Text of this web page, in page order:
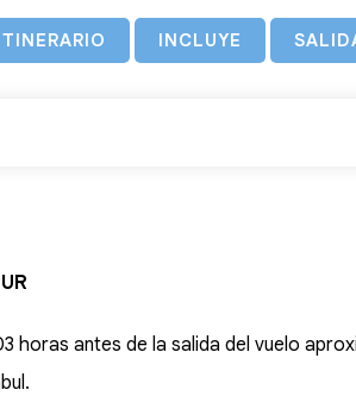
INCLUYE
horas antes de la salida del vuelo